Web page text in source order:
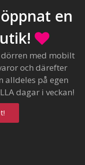
en
med mobilt
och därefter
alldeles på egen
dagar i veckan!